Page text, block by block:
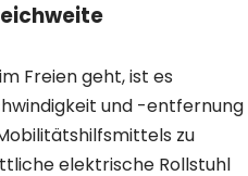
Freien geht, ist es
und -entfernung
zu
elektrische Rollstuhl